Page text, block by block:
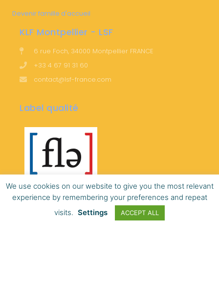
Devenir famille d'accueil
KLF Montpellier - LSF
6 rue Foch, 34000 Montpellier FRANCE
+33 4 67 91 31 60
contact@lsf-france.com
Label qualité
We use cookies on our website to give you the most relevant
experience by remembering your preferences and repeat
visits. Settings ACCEPT ALL